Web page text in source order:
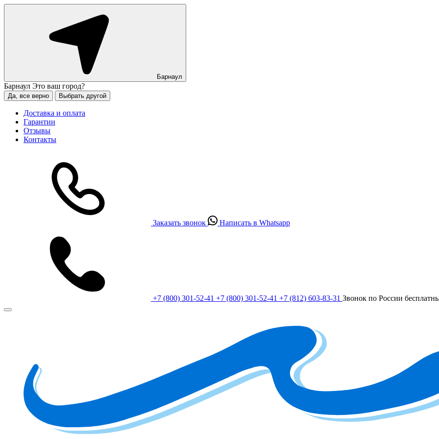
Барнаул
Барнаул Это ваш город?
Да, все верно Выбрать другой
Доставка и оплата
Гарантии
Отзывы
Контакты
Заказать звонок Написать в Whatsapp
+7 (800) 301-52-41 +7 (800) 301-52-41 +7 (812) 603-83-31 Звонок по России